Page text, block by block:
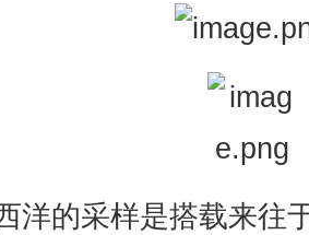
洋的采样是搭载来往